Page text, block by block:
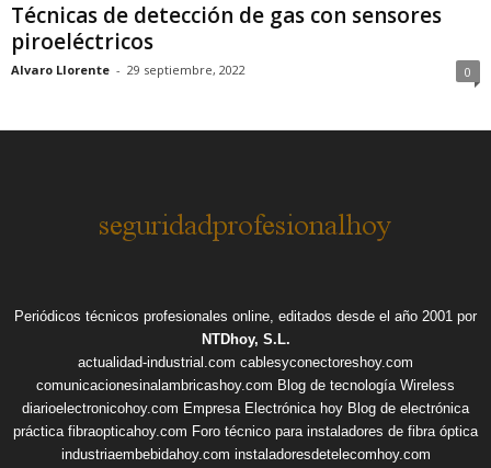
Técnicas de detección de gas con sensores
piroeléctricos
Alvaro Llorente - 29 septiembre, 2022 0
Periódicos técnicos profesionales online, editados desde el año 2001 por
NTDhoy, S.L.
actualidad-industrial.com cablesyconectoreshoy.com
comunicacionesinalambricashoy.com Blog de tecnología Wireless
diarioelectronicohoy.com Empresa Electrónica hoy Blog de electrónica
práctica fibraopticahoy.com Foro técnico para instaladores de fibra óptica
industriaembebidahoy.com instaladoresdetelecomhoy.com